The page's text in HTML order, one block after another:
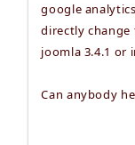
google
directly
joomla 3.4.1 or
Can anybody